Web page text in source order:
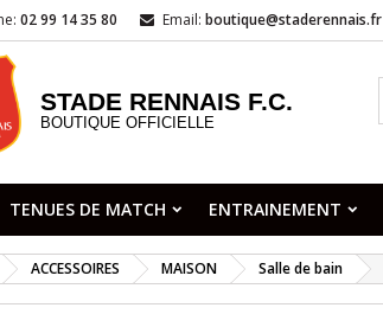
02 99 14 35 80 Email: boutique@staderennais.fr
STADE RENNAIS F.C.
BOUTIQUE OFFICIELLE
TENUES DE MATCH ENTRAINEMENT
ACCESSOIRES MAISON Salle de bain